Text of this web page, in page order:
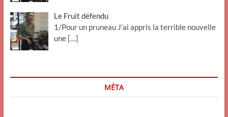
Le Fruit défendu
1/Pour un pruneau J’ai appris la terrible nouvelle
une […]
MÉTA